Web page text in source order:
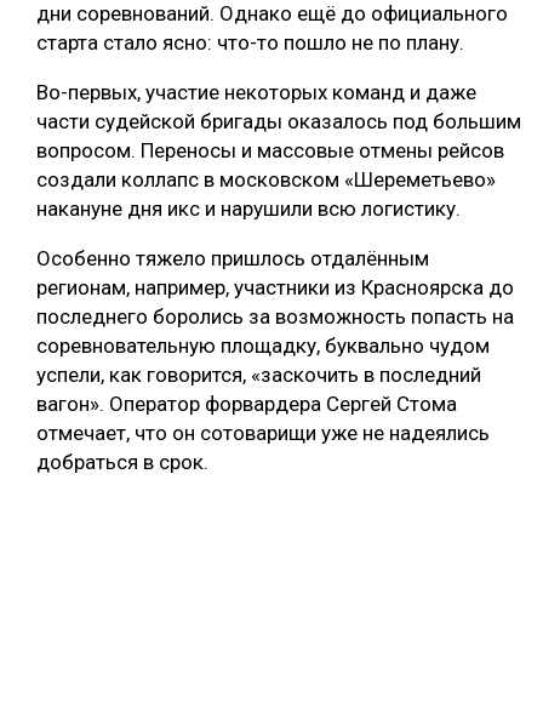
дни соревнований. Однако ещё до официального
старта стало ясно: что-то пошло не по плану.
Во-первых, участие некоторых команд и даже
части судейской бригады оказалось под большим
вопросом. Переносы и массовые отмены рейсов
создали коллапс в московском «Шереметьево»
накануне дня икс и нарушили всю логистику.
Особенно тяжело пришлось отдалённым
регионам, например, участники из Красноярска до
последнего боролись за возможность попасть на
соревновательную площадку, буквально чудом
успели, как говорится, «заскочить в последний
вагон». Оператор форвардера Сергей Стома
отмечает, что он сотоварищи уже не надеялись
добраться в срок.